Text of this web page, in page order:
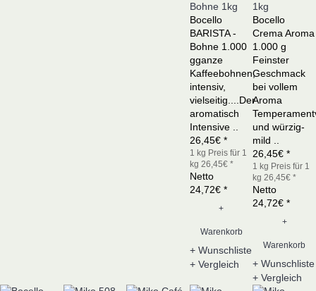
Bohne 1kg
Bocello
BARISTA -
Bohne 1.000
gganze
Kaffeebohnen,
intensiv,
vielseitig....Der
aromatisch
Intensive ..
26,45€ *
1 kg Preis für 1
kg 26,45€ *
Netto
24,72€ *
+
Warenkorb
+ Wunschliste
+ Vergleich
1kg
Bocello
Crema Aroma
1.000 g
Feinster
Geschmack
bei vollem
Aroma
und würzig-
mild ..
26,45€ *
1 kg Preis für 1
kg 26,45€ *
Netto
24,72€ *
+
Warenkorb
+ Wunschliste
+ Vergleich